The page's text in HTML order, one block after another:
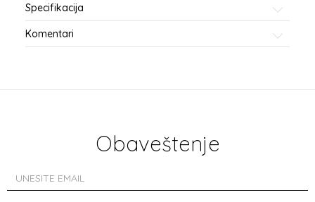
Specifikacija
Komentari
Obaveštenje